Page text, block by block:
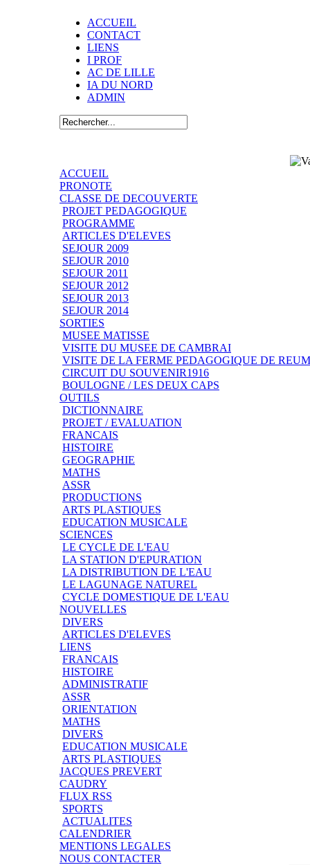
ACCUEIL
CONTACT
LIENS
I PROF
AC DE LILLE
IA DU NORD
ADMIN
ACCUEIL
PRONOTE
CLASSE DE DECOUVERTE
PROJET PEDAGOGIQUE
PROGRAMME
ARTICLES D'ELEVES
SEJOUR 2009
SEJOUR 2010
SEJOUR 2011
SEJOUR 2012
SEJOUR 2013
SEJOUR 2014
SORTIES
MUSEE MATISSE
VISITE DU MUSEE DE CAMBRAI
VISITE DE LA FERME PEDAGOGIQUE DE
CIRCUIT DU SOUVENIR1916
BOULOGNE / LES DEUX CAPS
OUTILS
DICTIONNAIRE
PROJET / EVALUATION
FRANCAIS
HISTOIRE
GEOGRAPHIE
MATHS
ASSR
PRODUCTIONS
ARTS PLASTIQUES
EDUCATION MUSICALE
SCIENCES
LE CYCLE DE L'EAU
LA STATION D'EPURATION
LA DISTRIBUTION DE L'EAU
LE LAGUNAGE NATUREL
CYCLE DOMESTIQUE DE L'EAU
NOUVELLES
DIVERS
ARTICLES D'ELEVES
LIENS
FRANCAIS
HISTOIRE
ADMINISTRATIF
ASSR
ORIENTATION
MATHS
DIVERS
EDUCATION MUSICALE
ARTS PLASTIQUES
JACQUES PREVERT
CAUDRY
FLUX RSS
SPORTS
ACTUALITES
CALENDRIER
MENTIONS LEGALES
NOUS CONTACTER